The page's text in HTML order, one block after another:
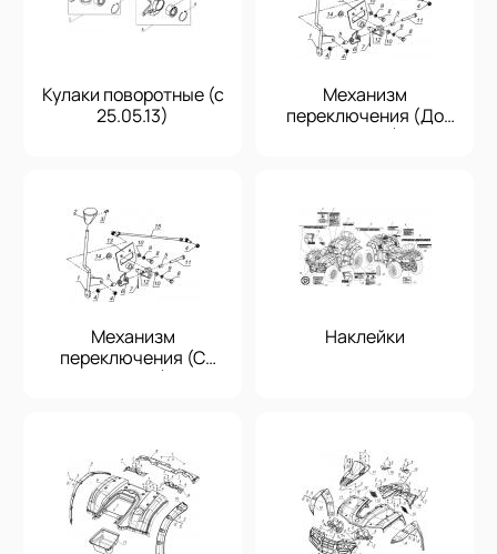
Кулаки поворотные (с
25.05.13)
Механизм
переключения (До
25.05.13)
Механизм
переключения (С
25.05.13)
Наклейки